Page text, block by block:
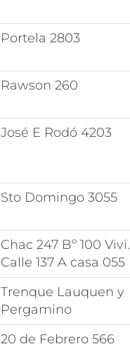
Portela 2803
Rawson 260
José E Rodó 4203
Sto Domingo 3055
Chac 247 Bº 100 Vivi.
Calle 137 A casa 055
Trenque Lauquen y
Pergamino
20 de Febrero 566